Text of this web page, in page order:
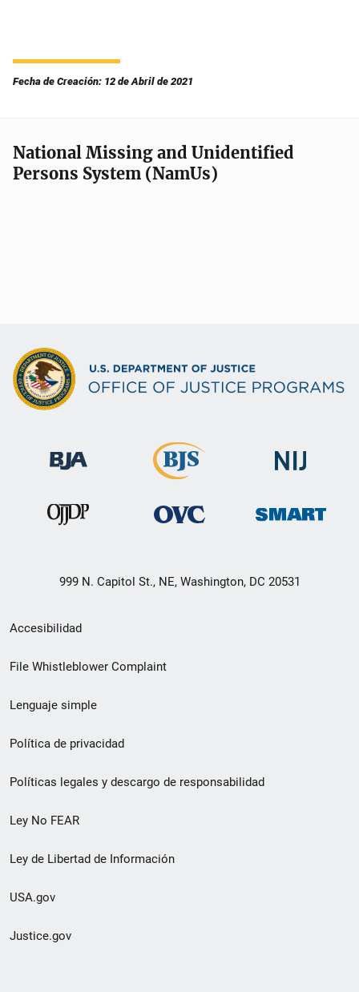
Fecha de Creación: 12 de Abril de 2021
National Missing and Unidentified
Persons System (NamUs)
999 N. Capitol St., NE, Washington, DC 20531
Menú
de
de
pie
de
página
Accesibilidad
File Whistleblower Complaint
Lenguaje simple
Política de privacidad
Políticas legales y descargo de responsabilidad
Ley No FEAR
Ley de Libertad de Información
USA.gov
Justice.gov